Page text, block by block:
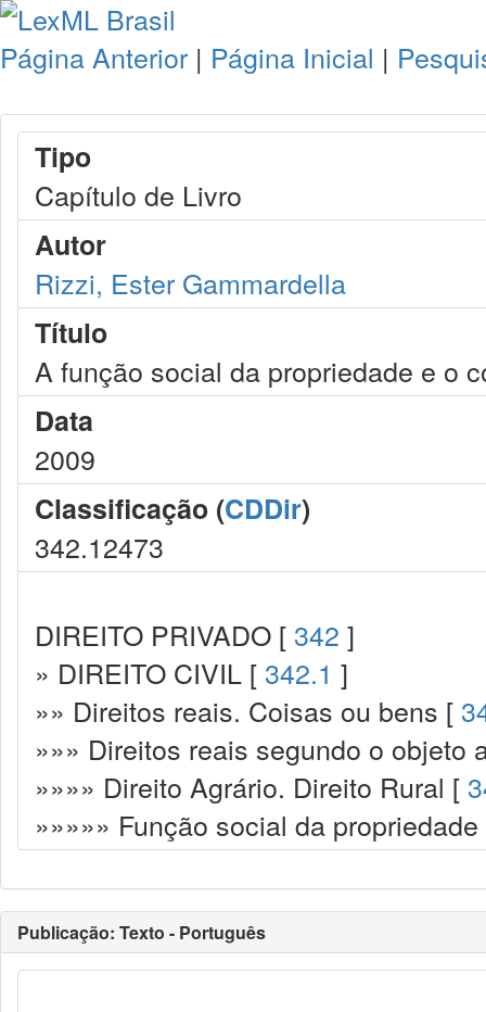
Página Anterior | Página Inicial |
Tipo
Capítulo de Livro
Autor
Rizzi, Ester Gammardella
Título
A função social da propriedade e o
Data
2009
Classificação (CDDir)
342.12473
DIREITO PRIVADO [ 342 ]
» DIREITO CIVIL [ 342.1 ]
»» Direitos reais. Coisas ou bens [
»»» Direitos reais segundo o
»»»» Direito Agrário. Direito Rural [
»»»»» Função social da
Publicação: Texto - Português